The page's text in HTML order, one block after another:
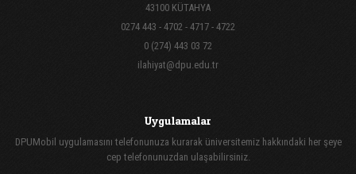
43100 KÜTAHYA
0274 443 - 4702 - 4717 - 4722
0 (274) 443 03 72
ilahiyat@dpu.edu.tr
Uygulamalar
DPUMobil uygulamasını telefonunuza kurarak üniversitemiz hakkındaki her şeye
cep telefonunuzdan ulaşabilirsiniz.